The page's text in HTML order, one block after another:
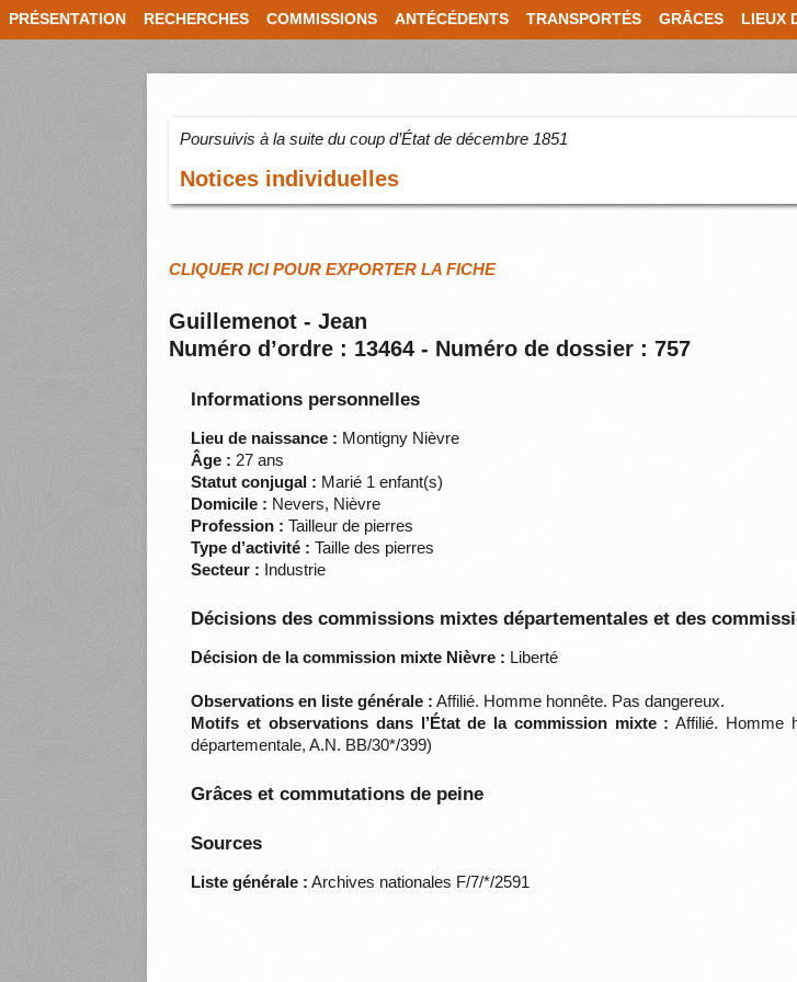
PRÉSENTATION RECHERCHES COMMISSIONS ANTÉCÉDENTS TRANSPORTÉS GRÂCES LIEUX
Poursuivis à la suite du coup d’État de décembre 1851
Notices individuelles
CLIQUER ICI POUR EXPORTER LA FICHE
Guillemenot - Jean
Numéro d’ordre : 13464 - Numéro de dossier : 757
Informations personnelles
Lieu de naissance : Montigny Nièvre
Âge : 27 ans
Statut conjugal : Marié 1 enfant(s)
Domicile : Nevers, Nièvre
Profession : Tailleur de pierres
Type d’activité : Taille des pierres
Secteur : Industrie
Décisions des commissions mixtes départementales et des
Décision de la commission mixte Nièvre : Liberté
Observations en liste générale : Affilié. Homme honnête. Pas dangereux.
Motifs et observations dans l’État de la commission mixte : Affilié. Homme
départementale, A.N. BB/30*/399)
Grâces et commutations de peine
Sources
Liste générale : Archives nationales F/7/*/2591